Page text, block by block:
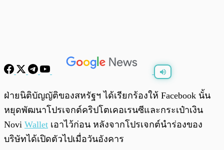
พร้อมเล่น 0:00
ฝ่ายนิติบัญญัติของสหรัฐฯ ได้เรียกร้องให้ Facebook นั้น
หยุดพัฒนาโปรเจกต์คริปโตเคอเรนซีและกระเป๋าเงิน
Novi Wallet เอาไว้ก่อน หลังจากโปรเจกต์นำร่องของ
บริษัทได้เปิดตัวไปเมื่อวันอังคาร